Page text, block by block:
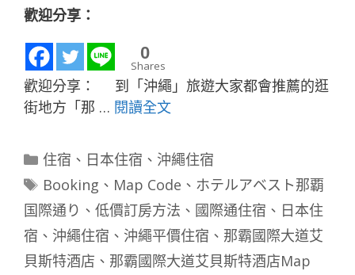
歡迎分享：
0
Shares
歡迎分享： 到「沖繩」旅遊大家都會推薦的逛
街地方「那 … 閱讀全文
分
類
住宿 、 日本住宿 、 沖繩住宿
標
籤
Booking 、 Map Code 、 ホテルアベスト那覇
国際通り 、 低價訂房方法 、 國際通住宿 、 日本住
宿 、 沖繩住宿 、 沖繩平價住宿 、 那霸國際大道艾
貝斯特酒店 、 那霸國際大道艾貝斯特酒店Map